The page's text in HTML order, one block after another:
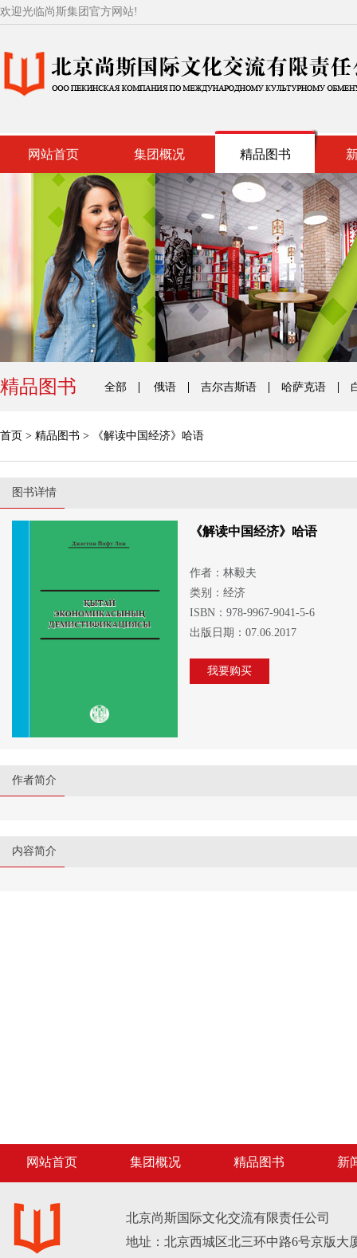
欢迎光临尚斯集团官方网站!
网站首页 集团概况 精品图书
精品图书 全部 俄语 吉尔吉斯语 哈萨克语
首页 > 精品图书 > 《解读中国经济》哈语
图书详情
《解读中国经济》哈语
作者：林毅夫
类别：经济
ISBN：978-9967-9041-5-6
出版日期：07.06.2017
我要购买
作者简介
内容简介
网站首页 集团概况 精品图书 新
北京尚斯国际文化交流有限责任公司
地址：北京西城区北三环中路6号京版大